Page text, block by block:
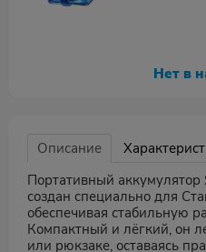
Нет в
Описание
Портативный
создан специально для
обеспечивая стабильную
Компактный и лёгкий, он
или рюкзаке, оставаясь